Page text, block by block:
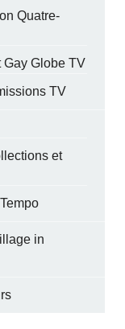
Quatre-
Globe TV
TV
et
in